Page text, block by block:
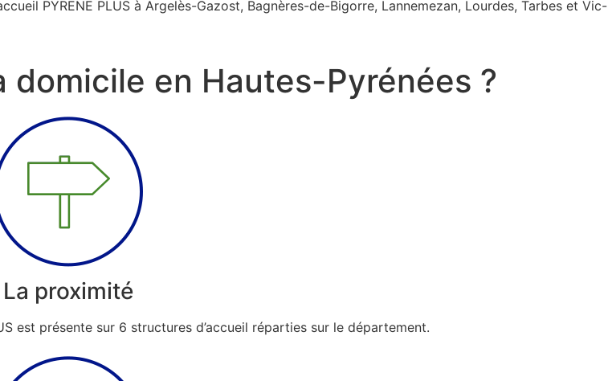
PYRENE PLUS à Argelès-Gazost, Bagnères-de-Bigorre, Lannemezan, Lourdes, Tarbes et Vic-
en Hautes-Pyrénées ?
La proximité
est présente sur 6 structures d’accueil réparties sur le département.